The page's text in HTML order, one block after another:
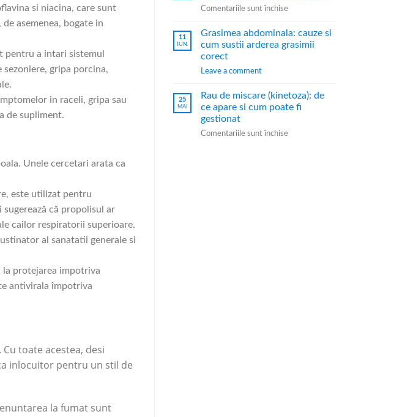
si niacina, care sunt
asemenea, bogate in
pentru a intari sistemul
gripa porcina,
in raceli, gripa sau
de supliment.
Unele cercetari arata ca
este utilizat pentru
că propolisul ar
cailor respiratorii superioare.
al sanatatii generale si
protejarea impotriva
antivirala împotriva
toate acestea, desi
inlocuitor pentru un stil de
la fumat sunt
Comentariile sunt închise
11
IUN.
Grasimea abdominala: cauze si
cum sustii arderea grasimii
corect
Leave a comment
25
MAI
Rau de miscare (kinetoza): de
ce apare si cum poate fi
gestionat
Comentariile sunt închise